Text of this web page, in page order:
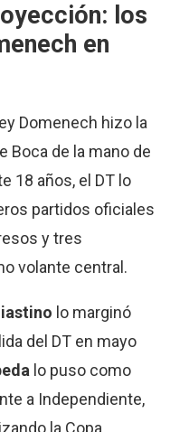
los
en
Domenech hizo la
Boca de la mano de
18 años, el DT lo
partidos oficiales
y tres
volante central.
lo marginó
del DT en mayo
lo puso como
a Independiente,
la Copa